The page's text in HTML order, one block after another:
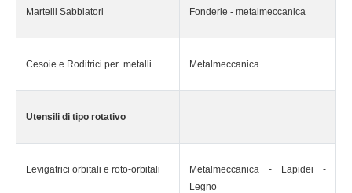
Martelli Sabbiatori Fonderie - metalmeccanica
Cesoie e Roditrici per metalli Metalmeccanica
Utensili di tipo rotativo
Levigatrici orbitali e roto-orbitali
Metalmeccanica - Lapidei -
Legno